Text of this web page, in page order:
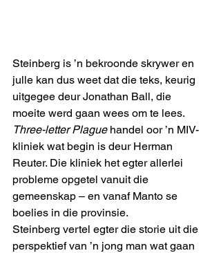
Steinberg is ’n bekroonde skrywer en
julle kan dus weet dat die teks, keurig
uitgegee deur Jonathan Ball, die
moeite werd gaan wees om te lees.
Three-letter Plague handel oor ’n MIV-
kliniek wat begin is deur Herman
Reuter. Die kliniek het egter allerlei
probleme opgetel vanuit die
gemeenskap – en vanaf Manto se
boelies in die provinsie.
Steinberg vertel egter die storie uit die
perspektief van ’n jong man wat gaan